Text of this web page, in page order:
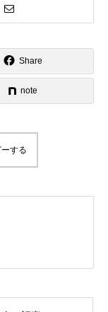
ル代表として、
ーが職業選択の
Share
note
する